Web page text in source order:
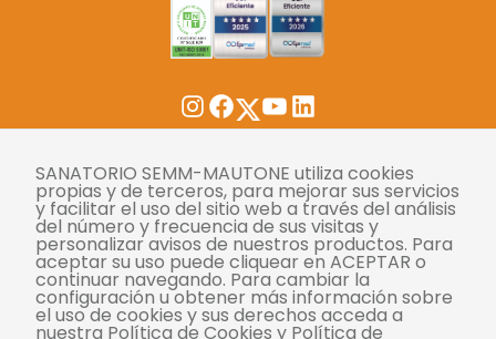
Instagram
Facebook
Twitter
YouTubeLinkedIn
Tasas
Derechos y deberes
Compliance
Términos y condiciones
Políticas de privacidad
SANATORIO SEMM-MAUTONE utiliza cookies
propias y de terceros, para mejorar sus servicios
y facilitar el uso del sitio web a través del análisis
del número y frecuencia de sus visitas y
personalizar avisos de nuestros productos. Para
aceptar su uso puede cliquear en ACEPTAR o
continuar navegando. Para cambiar la
configuración u obtener más información sobre
el uso de cookies y sus derechos acceda a
nuestra Política de Cookies y Política de